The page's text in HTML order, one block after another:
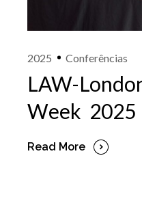
2025 Conferências
LAW-
Week 2025
Read More